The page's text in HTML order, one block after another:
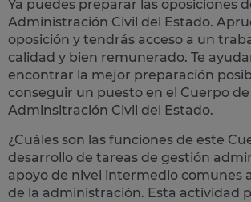
Ya puedes preparar las oposiciones
Administración Civil del Estado.
oposición y tendrás acceso a un
calidad y bien remunerado. Te
encontrar la mejor preparación
conseguir un puesto en el Cuerpo de
Adminsitración Civil del Estado.
¿Cuáles son las funciones de este
desarrollo de tareas de gestión
apoyo de nivel intermedio comunes
de la administración. Esta actividad